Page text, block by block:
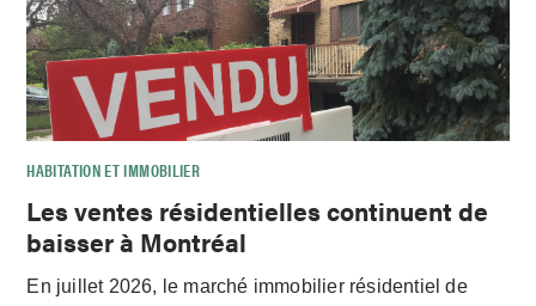
HABITATION ET IMMOBILIER
Les ventes résidentielles continuent de
baisser à Montréal
En juillet 2026, le marché immobilier résidentiel de